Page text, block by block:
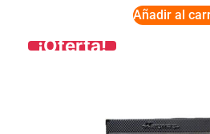
Añadir al
¡Oferta!